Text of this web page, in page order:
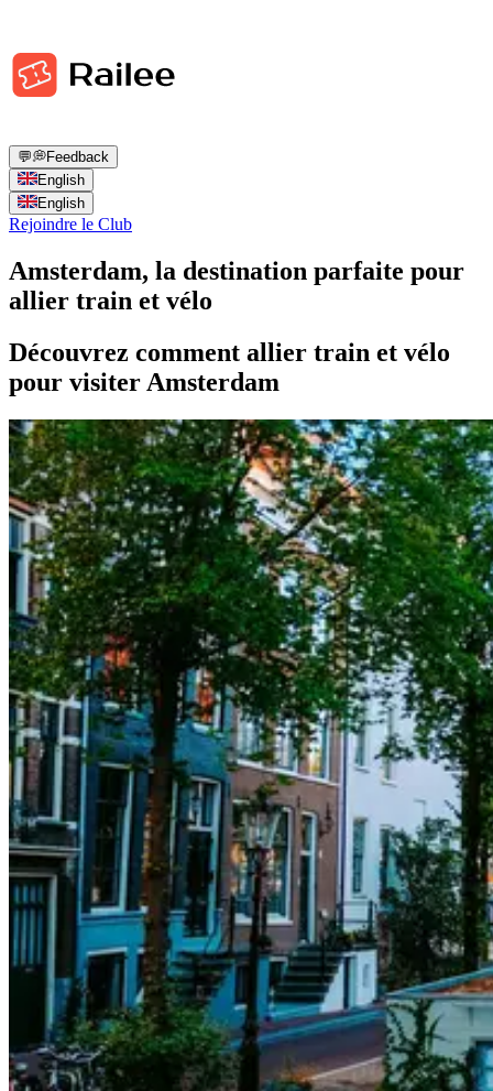
💬💭Feedback
English
English
Rejoindre le Club
Amsterdam, la destination parfaite pour
allier train et vélo
Découvrez comment allier train et vélo
pour visiter Amsterdam